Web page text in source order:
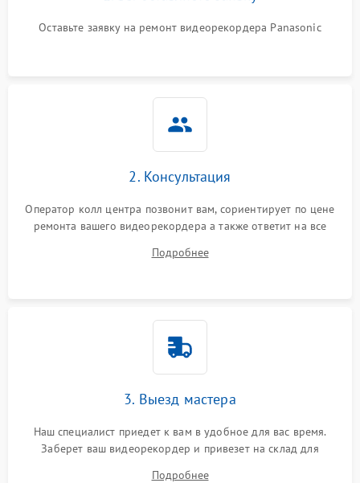
Оставьте заявку на ремонт видеорекордера Panasonic
2. Консультация
Оператор колл центра позвонит вам, сориентирует по цене
ремонта вашего видеорекордера а также ответит на все
Подробнее
3. Выезд мастера
Наш специалист приедет к вам в удобное для вас время.
Заберет ваш видеорекордер и привезет на склад для
Подробнее